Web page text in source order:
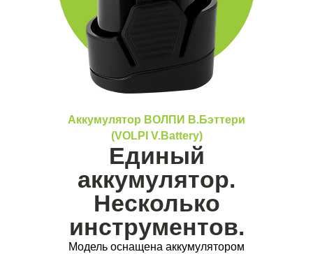
Аккумулятор ВОЛПИ В.Бэттери
(VOLPI V.Battery)
Единый
аккумулятор.
Несколько
инструментов.
Модель оснащена аккумулятором